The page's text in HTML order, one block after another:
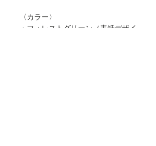
〈カラー〉
・フォレストグリーン（表紙デザイ